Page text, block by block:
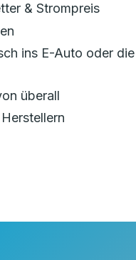
& Strompreis
ins E-Auto oder die
überall